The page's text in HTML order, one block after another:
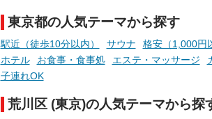
の本音。
そんな心のつぶやきを、湯あが
りの温まった心のまま相談でき
たら素敵ですよね。
つ、万人に
を厳選しま
東京都の人気テーマから探す
駅近（徒歩10分以内） サウナ 格安（1,000円
ホテル
お食事・食事処 エステ・マッサージ
子連れOK
荒川区 (東京)の人気テーマから探